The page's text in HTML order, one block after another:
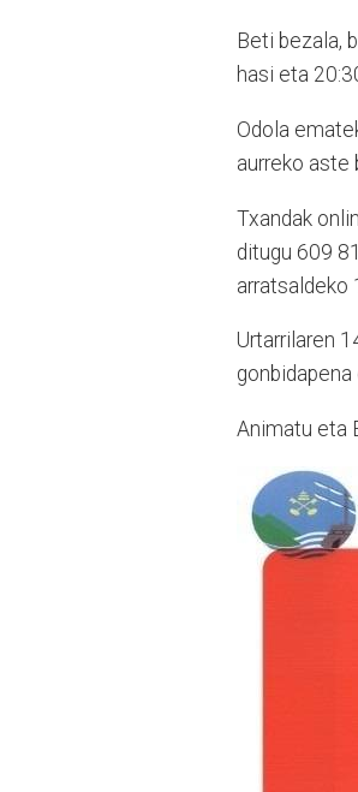
Beti bezala,
hasi eta
Odola
aurreko aste
Txandak
ditugu 609
arratsaldeko
Urtarrilaren
Animatu eta